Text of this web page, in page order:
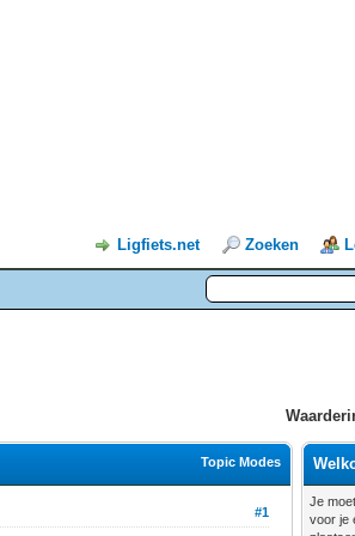
Ligfiets.net Zoeken
Topic Modes
#1
Je
voor je